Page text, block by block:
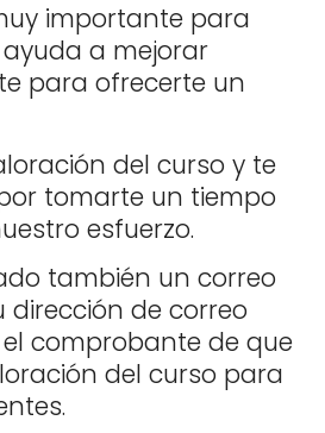
importante para
a mejorar
para ofrecerte un
del curso y te
tomarte un tiempo
esfuerzo.
también un correo
dirección de correo
comprobante de que
del curso para